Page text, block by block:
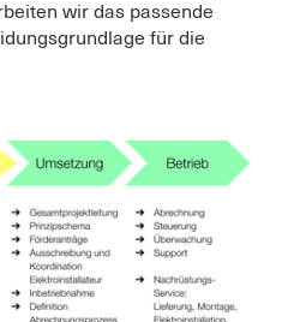
wir das passende
für die